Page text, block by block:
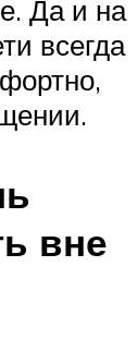
Да и на
всегда
вне